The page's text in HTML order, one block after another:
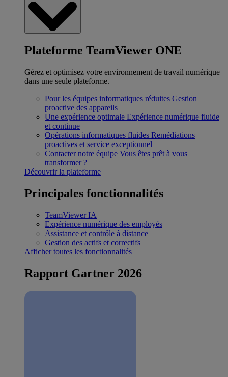
Plateforme TeamViewer ONE
Gérez et optimisez votre environnement de travail numérique
dans une seule plateforme.
Pour les équipes informatiques réduites Gestion
proactive des appareils
Une expérience optimale Expérience numérique fluide
et continue
Opérations informatiques fluides Remédiations
proactives et service exceptionnel
Contacter notre équipe Vous êtes prêt à vous
transformer ?
Découvrir la plateforme
Principales fonctionnalités
TeamViewer IA
Expérience numérique des employés
Assistance et contrôle à distance
Gestion des actifs et correctifs
Afficher toutes les fonctionnalités
Rapport Gartner 2026